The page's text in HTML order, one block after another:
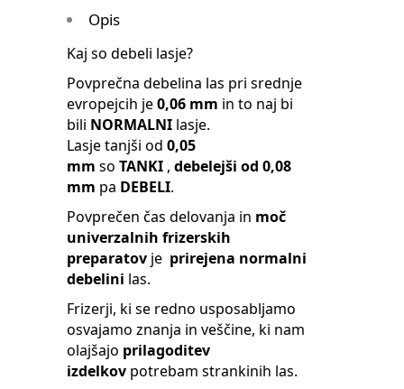
Opis
Kaj so debeli lasje?
Povprečna debelina las pri srednje
evropejcih je0,06 mm in to naj bi
bili NORMALNI lasje.
Lasje tanjši od 0,05
mm so TANKI , debelejši od 0,08
mm pa DEBELI.
Povprečen čas delovanja in moč
univerzalnih frizerskih
preparatov je prirejena normalni
debelini las.
Frizerji, ki se redno usposabljamo
osvajamo znanja in veščine, ki nam
olajšajo prilagoditev
izdelkov potrebam strankinih las.